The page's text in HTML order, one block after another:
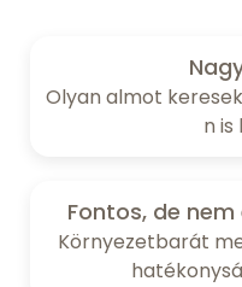
Olyan almot
n is
Fontos, de
Környezetbarát